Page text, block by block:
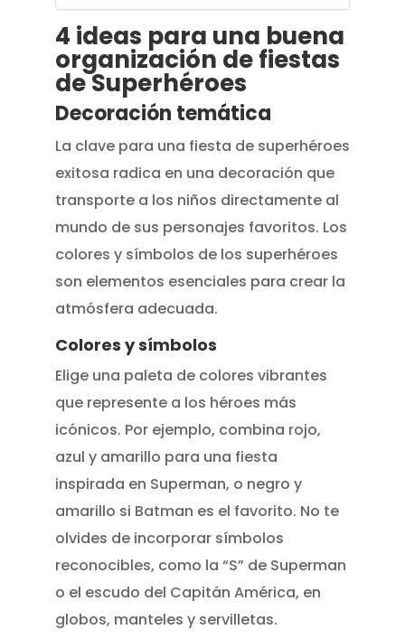
4 ideas para una buena
organización de fiestas
de Superhéroes
Decoración temática
La clave para una fiesta de superhéroes
exitosa radica en una decoración que
transporte a los niños directamente al
mundo de sus personajes favoritos. Los
colores y símbolos de los superhéroes
son elementos esenciales para crear la
atmósfera adecuada.
Colores y símbolos
Elige una paleta de colores vibrantes
que represente a los héroes más
icónicos. Por ejemplo, combina rojo,
azul y amarillo para una fiesta
inspirada en Superman, o negro y
amarillo si Batman es el favorito. No te
olvides de incorporar símbolos
reconocibles, como la “S” de Superman
o el escudo del Capitán América, en
globos, manteles y servilletas.